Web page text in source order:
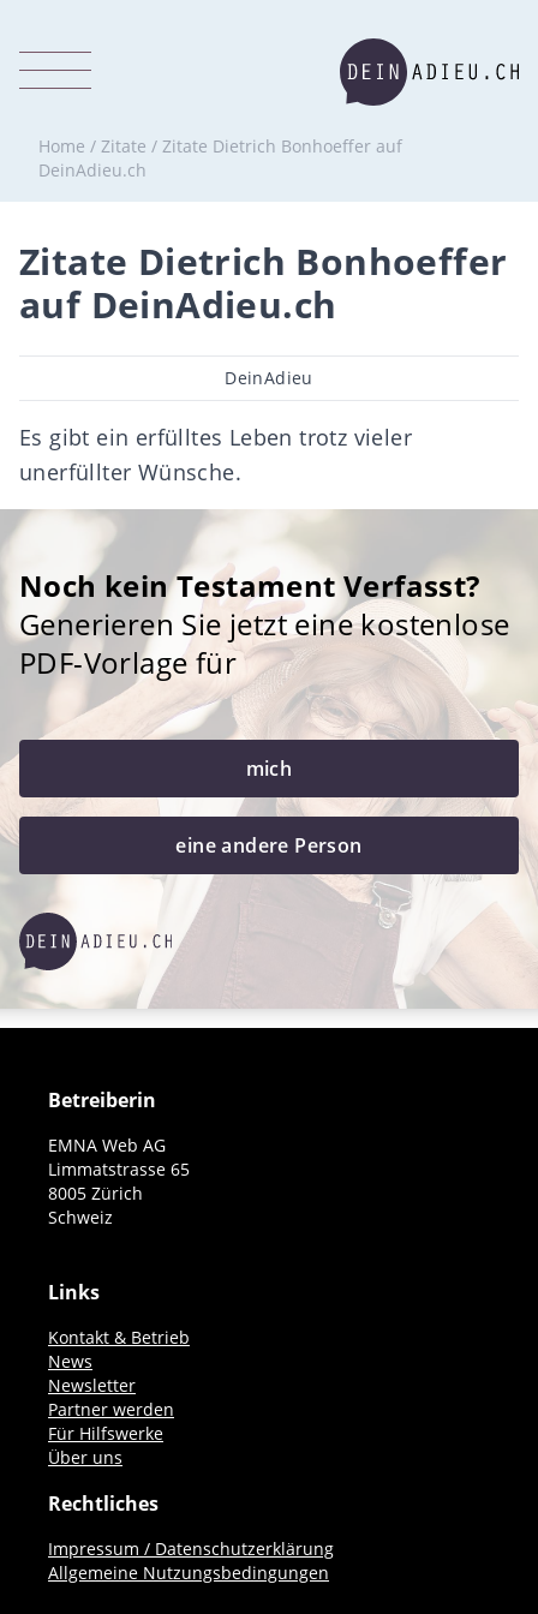
Home / Zitate / Zitate Dietrich Bonhoeffer auf
DeinAdieu.ch
Zitate Dietrich Bonhoeffer
auf DeinAdieu.ch
Beitragsautor
DeinAdieu
Es gibt ein erfülltes Leben trotz vieler
unerfüllter Wünsche.
Noch kein Testament Verfasst?
Generieren Sie jetzt eine kostenlose
PDF-Vorlage für
mich
eine andere Person
Betreiberin
EMNA Web AG
Limmatstrasse 65
8005 Zürich
Schweiz
Links
Kontakt & Betrieb
News
Newsletter
Partner werden
Für Hilfswerke
Über uns
Rechtliches
Impressum / Datenschutzerklärung
Allgemeine Nutzungsbedingungen